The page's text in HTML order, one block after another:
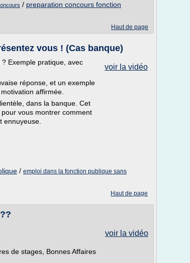
/ preparation concours fonction
Haut de page
vous ! (Cas banque)
voir la vidéo
Exemple pratique, avec
réponse, et un exemple
affirmée.
dans la banque. Cet
vous montrer comment
ennuyeuse.
/ emploi dans la fonction publique sans
Haut de page
voir la vidéo
de stages, Bonnes Affaires